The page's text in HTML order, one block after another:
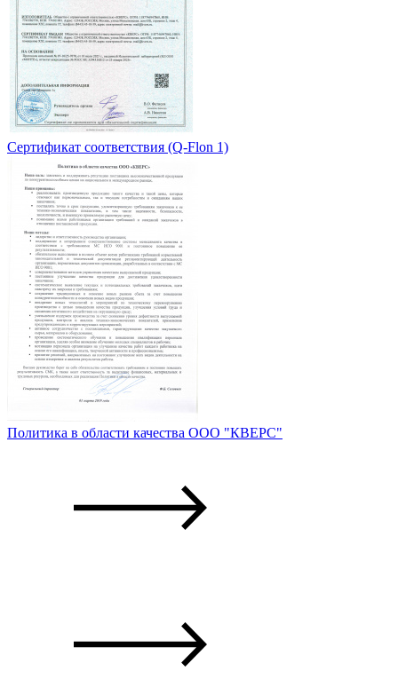
Сертификат соответствия (Q-Flon 1)
Политика в области качества ООО "КВЕРС"